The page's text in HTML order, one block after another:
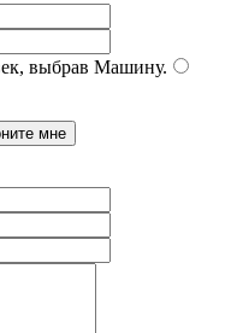
выбрав Машину.